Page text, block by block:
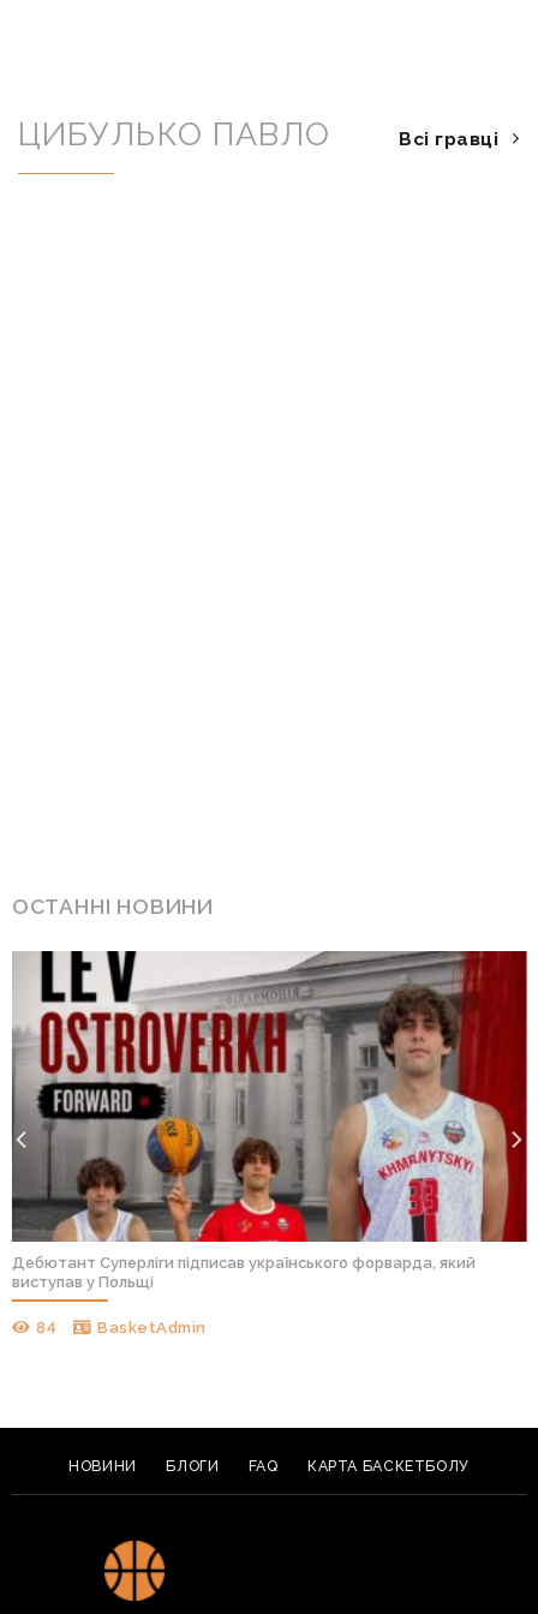
ЦИБУЛЬКО ПАВЛО Всі гравці
ОСТАННІ НОВИНИ
Дебютант Суперліги підписав українського форварда, який
виступав у Польщі
84 BasketAdmin
НОВИНИ БЛОГИ FAQ КАРТА БАСКЕТБОЛУ